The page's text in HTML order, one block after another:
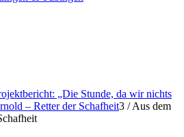
„Die Stunde, da wir nichts
– Retter der Schafheit3 / Aus dem